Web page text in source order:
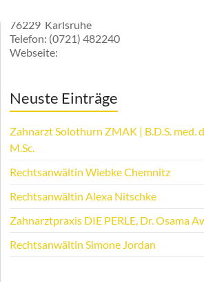
76229 Karlsruhe
Telefon: (0721) 482240
Webseite:
Neuste Einträge
Zahnarzt Solothurn ZMAK | B.D.S. med.
M.Sc.
Rechtsanwältin Wiebke Chemnitz
Rechtsanwältin Alexa Nitschke
Zahnarztpraxis DIE PERLE, Dr. Osama
Rechtsanwältin Simone Jordan